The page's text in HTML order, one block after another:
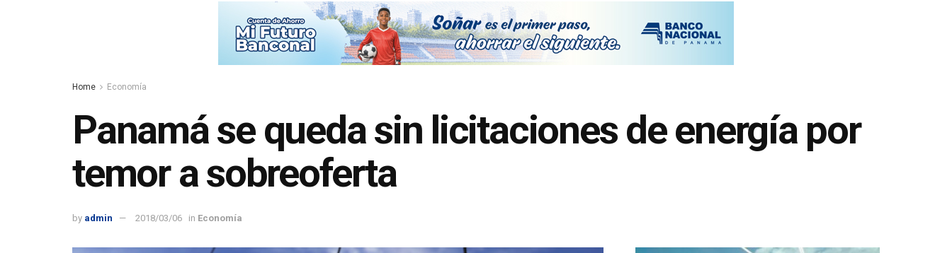
Home Economía
Panamá se queda sin licitaciones de energía por
temor a sobreoferta
by admin 2018/03/06 in Economía